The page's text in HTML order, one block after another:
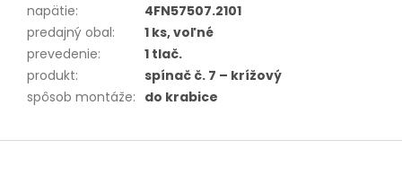
napätie:
4FN57507.2101
predajný obal:
1 ks, voľné
prevedenie:
1 tlač.
produkt:
spínač č. 7 – krížový
spôsob montáže: do krabice
Z